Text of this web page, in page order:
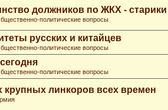
должников по ЖКХ - старики
политические вопросы
русских и китайцев
политические вопросы
политические вопросы
крупных линкоров всех времен